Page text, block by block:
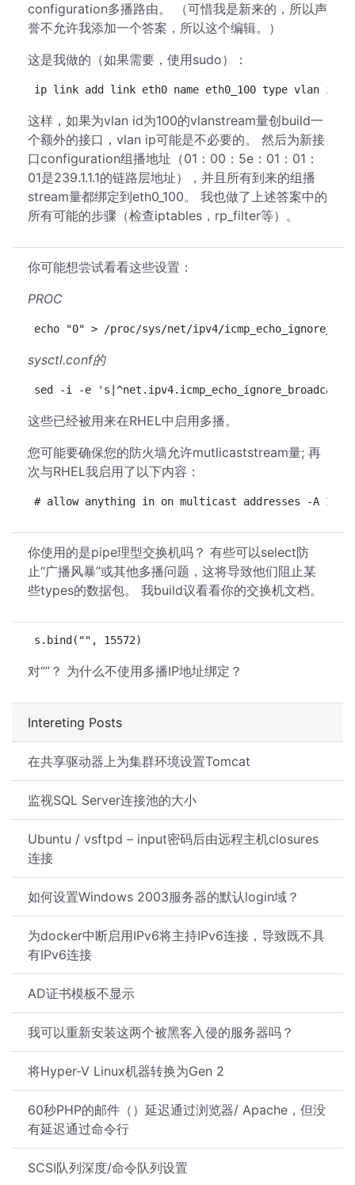
Intereting Posts
在共享驱动器上为集群环境设置Tomcat
监视SQL Server连接池的大小
Ubuntu / vsftpd – input密码后由远程主机closures
连接
如何设置Windows 2003服务器的默认login域？
为docker中断启用IPv6将主持IPv6连接，导致既不具
有IPv6连接
AD证书模板不显示
我可以重新安装这两个被黑客入侵的服务器吗？
将Hyper-V Linux机器转换为Gen 2
60秒PHP的邮件（）延迟通过浏览器/ Apache，但没
有延迟通过命令行
SCSI队列深度/命令队列设置
configuration多播路由。 （可惜我是新来的，所以声
誉不允许我添加一个答案，所以这个编辑。）
这是我做的（如果需要，使用sudo）：
ip link add link eth0 name eth0_100 type vlan id
这样，如果为vlan id为100的vlanstream量创build一
个额外的接口，vlan ip可能是不必要的。 然后为新接
口configuration组播地址（01：00：5e：01：01：
01是239.1.1.1的链路层地址），并且所有到来的组播
stream量都绑定到eth0_100。 我也做了上述答案中的
所有可能的步骤（检查iptables，rp_filter等）。
你可能想尝试看看这些设置：
PROC
echo "0" > /proc/sys/net/ipv4/
sysctl.conf的
sed -i -e
这些已经被用来在RHEL中启用多播。
您可能要确保您的防火墙允许mutlicaststream量; 再
次与RHEL我启用了以下内容：
# allow anything in on multicast addresses -A
你使用的是pipe理型交换机吗？ 有些可以select防
止“广播风暴”或其他多播问题，这将导致他们阻止某
些types的数据包。 我build议看看你的交换机文档。
s.bind("", 15572)
对“”？ 为什么不使用多播IP地址绑定？